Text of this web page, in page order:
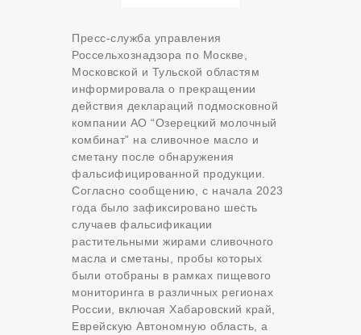
Пресс-служба управления
Россельхознадзора по Москве,
Московской и Тульской областям
информировала о прекращении
действия деклараций подмосковной
компании АО “Озерецкий молочный
комбинат” на сливочное масло и
сметану после обнаружения
фальсифицированной продукции.
Согласно сообщению, с начала 2023
года было зафиксировано шесть
случаев фальсификации
растительными жирами сливочного
масла и сметаны, пробы которых
были отобраны в рамках пищевого
мониторинга в различных регионах
России, включая Хабаровский край,
Еврейскую Автономную область, а